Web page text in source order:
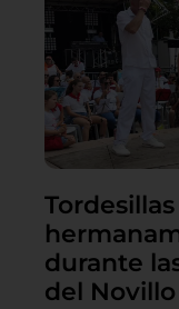
durante
del Novillo